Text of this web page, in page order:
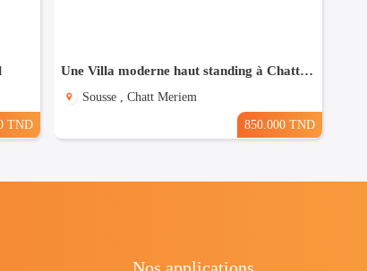
TND
Une Villa moderne haut standing à Chatt Mariem Sousse Vue mer
Sousse , Chatt Meriem
850.000 TND